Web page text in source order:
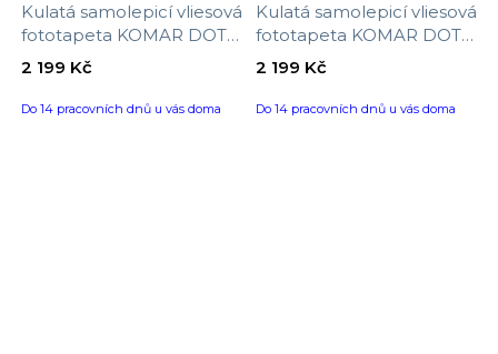
Kulatá samolepicí vliesová
fototapeta KOMAR DOTs
D1-053 Leni, velikost ø 125
Do 14 pracovních dnů u vás doma
2 199 Kč
Kulatá samolepicí vliesová
fototapeta KOMAR DOTs
D1-052 Balance, velikost ø
Do 14 pracovních dnů u vás doma
2 199 Kč